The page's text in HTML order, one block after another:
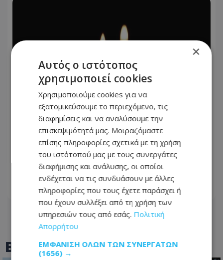
«Καλό ταξίδι, φίλε Μάικ…» – Το
συγκινητικό αντίο σε αγαπητό
πρόσωπο της εστίασης - Δείτε
φωτογραφία του
09.08.2026 - 08:34
BEST OFTOTHEMAONLINE
×
Αυτός ο ιστότοπος
χρησιμοποιεί cookies
Χρησιμοποιούμε cookies για να
εξατομικεύσουμε το περιεχόμενο, τις
διαφημίσεις και να αναλύσουμε την
επισκεψιμότητά μας. Μοιραζόμαστε
επίσης πληροφορίες σχετικά με τη χρήση
του ιστότοπού μας με τους συνεργάτες
διαφήμισης και ανάλυσης, οι οποίοι
ενδέχεται να τις συνδυάσουν με άλλες
πληροφορίες που τους έχετε παράσχει ή
που έχουν συλλέξει από τη χρήση των
υπηρεσιών τους από εσάς. Πολιτική
Απορρήτου
ΕΜΦΆΝΙΣΗ ΌΛΩΝ ΤΩΝ ΣΥΝΕΡΓΑΤΏΝ
(1656) →